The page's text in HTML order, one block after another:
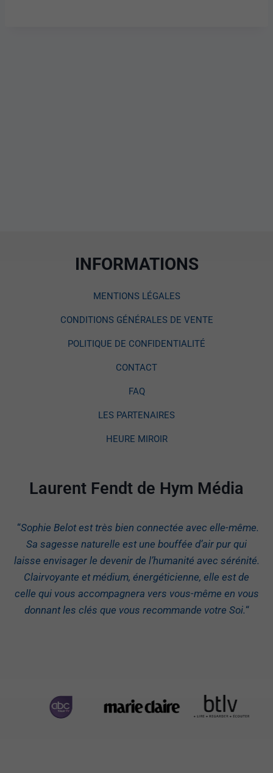
INFORMATIONS
MENTIONS LÉGALES
CONDITIONS GÉNÉRALES DE VENTE
POLITIQUE DE CONFIDENTIALITÉ
CONTACT
FAQ
LES PARTENAIRES
HEURE MIROIR
Laurent Fendt de Hym Média
“Sophie Belot est très bien connectée avec elle-même.
Sa sagesse naturelle est une bouffée d’air pur qui
laisse envisager le devenir de l’humanité avec sérénité.
Clairvoyante et médium, énergéticienne, elle est de
celle qui vous accompagnera vers vous-même en vous
donnant les clés que vous recommande votre Soi.“